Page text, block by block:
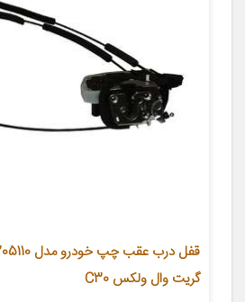
گریت وال ولکس C30